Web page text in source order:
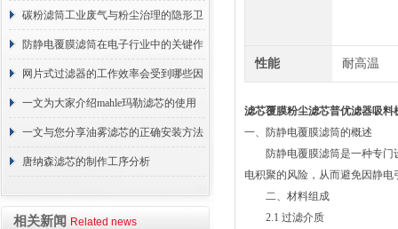
碳粉滤筒工业废气与粉尘治理的隐形卫
士
防静电覆膜滤筒在电子行业中的关键作
用
网片式过滤器的工作效率会受到哪些因
素的影响？
一文为大家介绍mahle玛勒滤芯的使用
原理
一文与您分享油雾滤芯的正确安装方法
唐纳森滤芯的制作工序分析
相关新闻 Related news
性能 耐高温
滤芯覆膜粉尘滤芯普优滤器吸料
一、防静电覆膜滤筒的概述
防静电覆膜滤筒是一种专门设
电积聚的风险，从而避免因静
二、材料组成
2.1 过滤介质